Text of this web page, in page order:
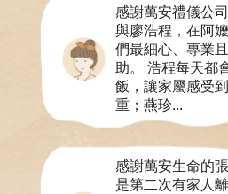
感謝萬安禮儀公
與廖浩程，在阿
們最細心、專業
助。 浩程每天都
飯，讓家屬感受
重；燕珍...
感謝萬安生命的
是第二次有家人